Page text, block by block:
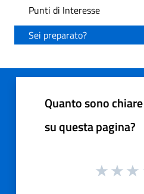
Punti di Interesse
Sei preparato?
Quanto sono
su questa pagina?